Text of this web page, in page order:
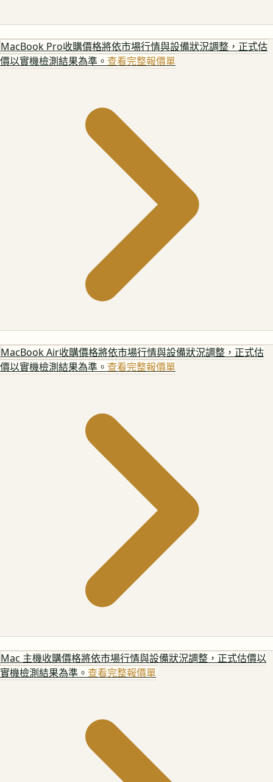
MacBook Pro收購價格將依市場行情與設備狀況調整，正式估
價以實機檢測結果為準。 查看完整報價單
MacBook Air收購價格將依市場行情與設備狀況調整，正式估
價以實機檢測結果為準。 查看完整報價單
Mac 主機收購價格將依市場行情與設備狀況調整，正式估價以
實機檢測結果為準。 查看完整報價單